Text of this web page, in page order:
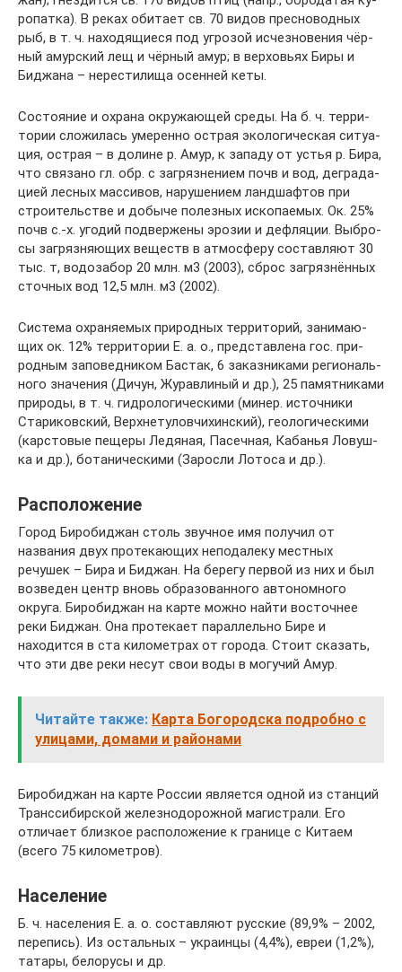
ро­пат­ка). В ре­ках оби­та­ет св. 70 ви­дов пре­сно­вод­ных
рыб, в т. ч. на­хо­дя­щие­ся под уг­ро­зой ис­чез­но­ве­ния чёр­
ный амур­ский лещ и чёр­ный амур; в вер­ховь­ях Би­ры и
Бид­жа­на – не­рес­ти­ли­ща осен­ней ке­ты.
Со­сто­яние и ох­ра­на ок­ру­жаю­щей сре­ды. На б. ч. тер­ри­
то­рии сло­жи­лась уме­рен­но ост­рая эко­ло­ги­че­ская си­туа­
ция, ост­рая – в до­ли­не р. Амур, к за­па­ду от устья р. Би­ра,
что свя­за­но гл. обр. с за­гряз­не­ни­ем почв и вод, де­гра­да­
ци­ей лес­ных мас­си­вов, на­ру­ше­ни­ем ланд­шаф­тов при
строи­тель­ст­ве и до­бы­че по­лез­ных ис­ко­пае­мых. Ок. 25%
почв с.-х. уго­дий под­вер­же­ны эро­зии и де­фля­ции. Вы­бро­
сы за­гряз­няю­щих ве­ществ в ат­мо­сфе­ру со­став­ля­ют 30
тыс. т, во­до­за­бор 20 млн. м3 (2003), сброс за­гряз­нён­ных
сточ­ных вод 12,5 млн. м3 (2002).
Сис­те­ма ох­ра­няе­мых при­род­ных тер­ри­то­рий, за­ни­маю­
щих ок. 12% тер­ри­то­рии Е. а. о., пред­став­ле­на гос. при­
род­ным за­по­вед­ни­ком Бас­так, 6 за­каз­ни­ка­ми ре­гио­наль­
но­го зна­че­ния (Ди­чун, Жу­рав­ли­ный и др.), 25 па­мят­ни­ка­ми
при­ро­ды, в т. ч. гид­ро­ло­ги­че­ски­ми (ми­нер. ис­точ­ни­ки
Ста­ри­ков­ский, Верх­не­ту­лов­чи­хин­ский), гео­ло­ги­че­ски­ми
(кар­сто­вые пе­ще­ры Ле­дя­ная, Па­сеч­ная, Ка­ба­нья Ло­вуш­
ка и др.), бо­та­ни­че­ски­ми (За­рос­ли Ло­то­са и др.).
Расположение
Город Биробиджан столь звучное имя получил от
названия двух протекающих неподалеку местных
речушек – Бира и Биджан. На берегу первой из них и был
возведен центр вновь образованного автономного
округа. Биробиджан на карте можно найти восточнее
реки Биджан. Она протекает параллельно Бире и
находится в ста километрах от города. Стоит сказать,
что эти две реки несут свои воды в могучий Амур.
Читайте также: Карта Богородска подробно с
улицами, домами и районами
Биробиджан на карте России является одной из станций
Транссибирской железнодорожной магистрали. Его
отличает близкое расположение к границе с Китаем
(всего 75 километров).
Население
Б. ч. на­се­ле­ния Е. а. о. со­став­ля­ют рус­ские (89,9% – 2002,
пе­репись). Из ос­таль­ных – ук­ра­ин­цы (4,4%), ев­реи (1,2%),
та­та­ры, бе­ло­ру­сы и др.